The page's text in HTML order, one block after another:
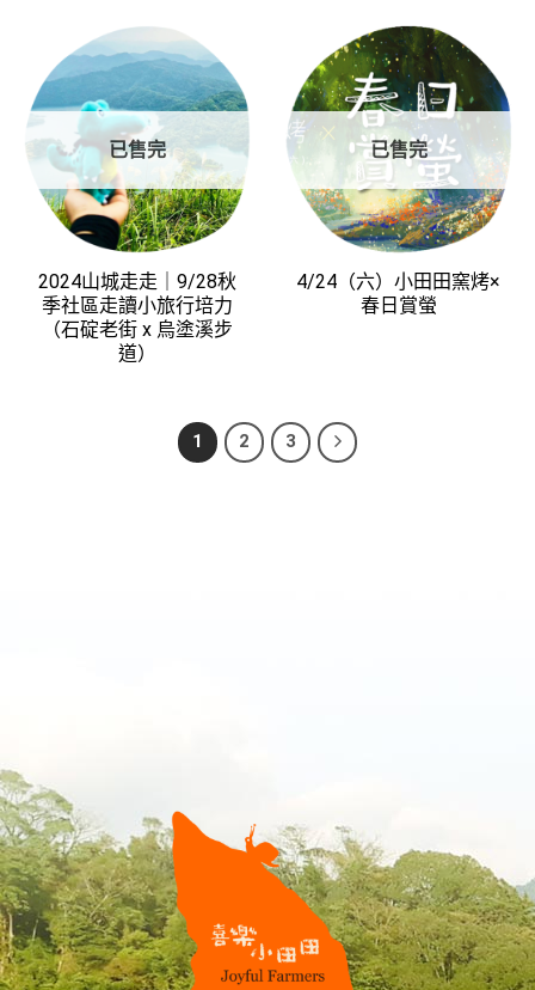
已售完
2024山城走走｜9/28秋
季社區走讀小旅行培力
（石碇老街 x 烏塗溪步
道）
已售完
4/24（六）小田田窯烤×
春日賞螢
1 2 3